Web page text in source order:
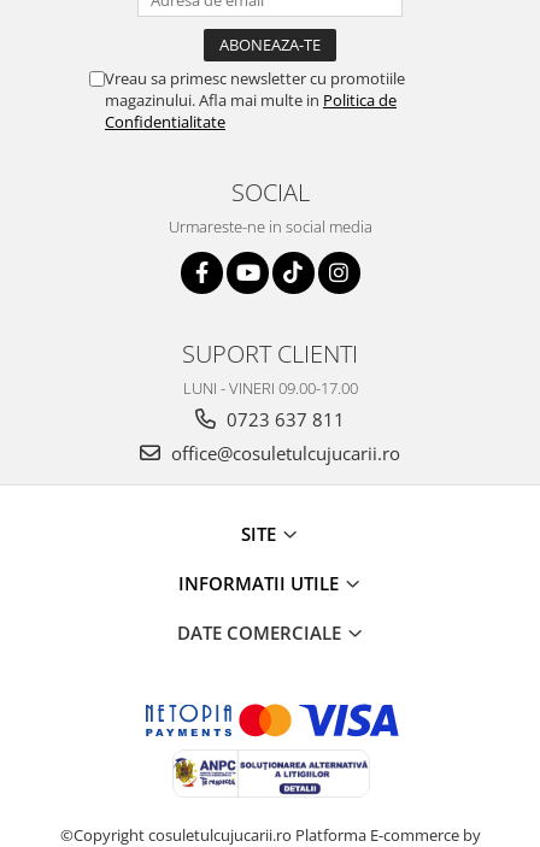
Vreau sa primesc newsletter cu promotiile
magazinului. Afla mai multe in Politica de
Confidentialitate
SOCIAL
Urmareste-ne in social media
SUPORT CLIENTI
LUNI - VINERI 09.00-17.00
0723 637 811
office@cosuletulcujucarii.ro
SITE
INFORMATII UTILE
DATE COMERCIALE
©Copyright cosuletulcujucarii.ro Platforma E-commerce by